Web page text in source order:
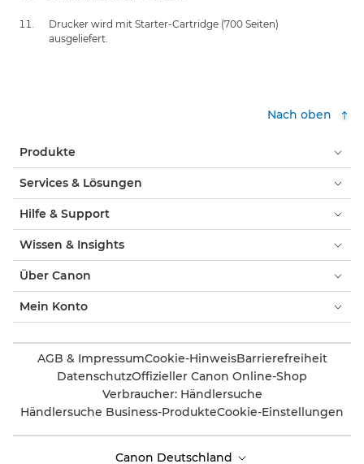
Drucker wird mit Starter-Cartridge (700 Seiten)
ausgeliefert.
Nach oben
Produkte
Services & Lösungen
Hilfe & Support
Wissen & Insights
Über Canon
Mein Konto
AGB & ImpressumCookie-HinweisBarrierefreiheit
DatenschutzOffizieller Canon Online-Shop
Verbraucher: Händlersuche
Händlersuche Business-ProdukteCookie-Einstellungen
Canon Deutschland